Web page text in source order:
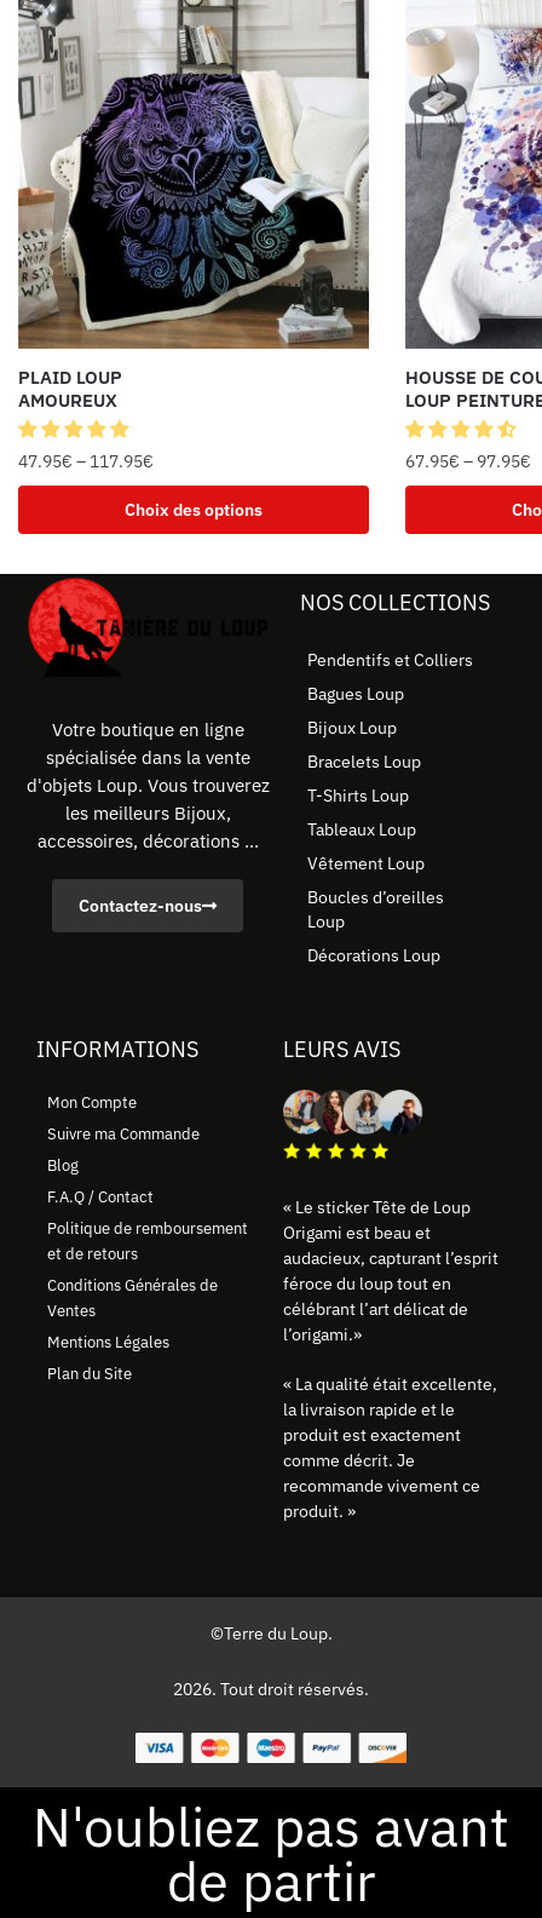
PLAID LOUP
AMOUREUX
47.95€ – 117.95€
Choix des options
HOUSSE DE
LOUP
67.95€ – 97.95€
Votre boutique en ligne
spécialisée dans la vente
d'objets Loup. Vous trouverez
les meilleurs Bijoux,
accessoires, décorations ...
Contactez-nous
NOS COLLECTIONS
Pendentifs et Colliers
Bagues Loup
Bijoux Loup
Bracelets Loup
T-Shirts Loup
Tableaux Loup
Vêtement Loup
Boucles d’oreilles
Loup
Décorations Loup
INFORMATIONS
Mon Compte
Suivre ma Commande
Blog
F.A.Q / Contact
Politique de remboursement
et de retours
Conditions Générales de
Ventes
Mentions Légales
Plan du Site
LEURS AVIS
« Le sticker Tête de Loup
Origami est beau et
audacieux, capturant l’esprit
féroce du loup tout en
célébrant l’art délicat de
l’origami.»
« La qualité était excellente,
la livraison rapide et le
produit est exactement
comme décrit. Je
recommande vivement ce
produit. »
©Terre du Loup.
2026. Tout droit réservés.
N'oubliez pas avant
de partir